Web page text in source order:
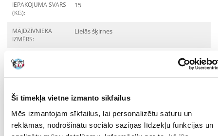
Šī tīmekļa vietne izmanto sīkfailus
Mēs izmantojam sīkfailus, lai personalizētu saturu un
reklāmas, nodrošinātu sociālo saziņas līdzekļu funkcijas un
IEPAKOJUMA SVARS
(KG):
15
MĀJDZĪVNIEKA
IZMĒRS:
Lielās šķirnes
PRODUKTU LĪNIJA:
PRODUCENT: ROYAL CANIN
Mērķis